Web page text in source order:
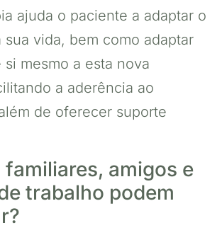
ajuda o paciente a adaptar o
sua vida, bem como adaptar
si mesmo a esta nova
a aderência ao
de oferecer suporte
amigos e
trabalho podem